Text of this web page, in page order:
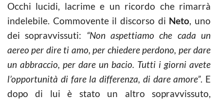
Occhi lucidi, lacrime e un ricordo che rimarrà
indelebile. Commovente il discorso di Neto, uno
dei sopravvissuti: “Non aspettiamo che cada un
aereo per dire ti amo, per chiedere perdono, per dare
un abbraccio, per dare un bacio. Tutti i giorni avete
l’opportunità di fare la differenza, di dare amore”. E
dopo di lui è stato un altro sopravvissuto,